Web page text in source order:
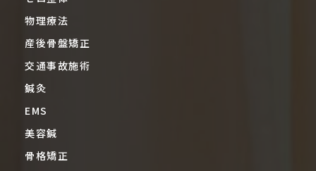
物理療法
産後骨盤矯正
交通事故施術
鍼灸
EMS
美容鍼
骨格矯正